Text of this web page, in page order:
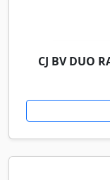
CJ BV DUO